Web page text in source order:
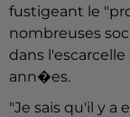
fustigeant le
nombreuses
dans
ann�es.
"Je sais qu'il y a